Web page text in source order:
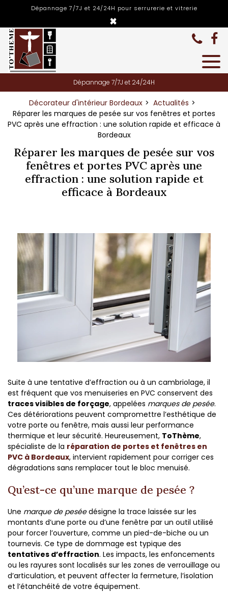
Dépannage 7/7J et 24/24H pour serrurerie et vitrerie
×
Dépannage 7/7J et 24/24H
Décorateur d'intérieur Bordeaux
Actualités
Réparer les marques de pesée sur vos fenêtres et portes
PVC après une effraction : une solution rapide et efficace à
Bordeaux
Réparer les marques de pesée sur vos
fenêtres et portes PVC après une
effraction : une solution rapide et
efficace à Bordeaux
Suite à une tentative d’effraction ou à un cambriolage, il
est fréquent que vos menuiseries en PVC conservent des
traces visibles de forçage, appelées marques de pesée.
Ces détériorations peuvent compromettre l’esthétique de
votre porte ou fenêtre, mais aussi leur performance
thermique et leur sécurité. Heureusement, ToThème,
spécialiste de la réparation de portes et fenêtres en
PVC à Bordeaux, intervient rapidement pour corriger ces
dégradations sans remplacer tout le bloc menuisé.
Qu’est-ce qu’une marque de pesée ?
Une marque de peséedésigne la trace laissée sur les
montants d’une porte ou d’une fenêtre par un outil utilisé
pour forcer l’ouverture, comme un pied-de-biche ou un
tournevis. Ce type de dommage est typique des
tentatives d’effraction. Les impacts, les enfoncements
ou les rayures sont localisés sur les zones de verrouillage ou
d’articulation, et peuvent affecter la fermeture, l’isolation
et l’étanchéité de votre équipement.
Panneau de gestion des cookies